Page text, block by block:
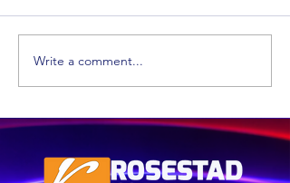
'n Suid-
Afrikaanse
mediese
geskiedenis
Write a comment...